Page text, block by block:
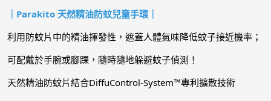
｜Parakito 天然精油防蚊兒童手環｜
利用防蚊片中的精油揮發性，遮蓋人體氣味降低蚊子接近機率；
可配戴於手腕或腳踝，隨時隨地躲避蚊子偵測！
天然精油防蚊片結合DiffuControl-System™專利擴散技術